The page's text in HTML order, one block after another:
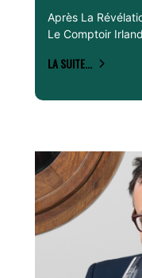
Après La
Le Comptoir
LA SUITE...